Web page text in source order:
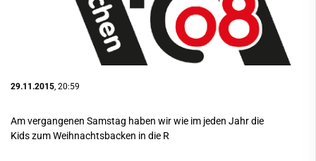
29.11.2015 , 20:59
Am vergangenen Samstag haben wir wie im jeden Jahr die
Kids zum Weihnachtsbacken in die R